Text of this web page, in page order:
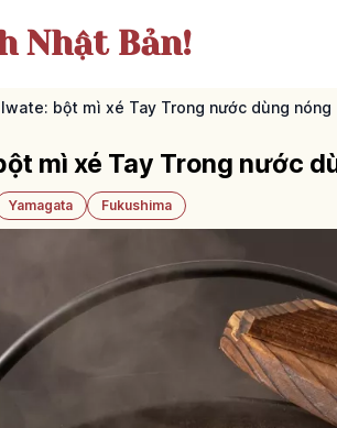
Nhật Bản!
bột mì xé Tay Trong nước dùng nóng
mì xé Tay Trong nước
Yamagata Fukushima